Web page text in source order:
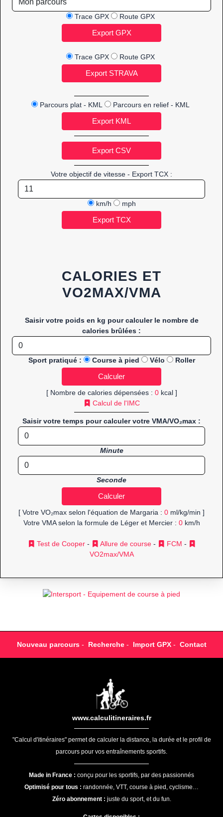
Trace GPX Route GPX
Trace GPX Route GPX
Parcours plat - KML Parcours en relief - KML
Votre objectif de vitesse - Export TCX :
km/h mph
CALORIES ET
VO2MAX/VMA
Saisir votre poids en kg pour calculer le nombre de
calories brûlées :
Sport pratiqué : Course à pied Vélo Roller
[ Nombre de calories dépensées : 0kcal ]
Calcul de l'IMC
Saisir votre temps pour calculer votre VMA/VO₂max :
Minute
Seconde
[ Votre VO₂max selon l'équation de Margaria : 0 ml/kg/min ]
Votre VMA selon la formule de Léger et Mercier : 0km/h
Test de Cooper- Allure de course- FCM -
VO2max/VMA
Nouveau parcours- Recherche- Import GPX- Contact
www.calculitineraires.fr
"Calcul d'itinéraires" permet de calculer la distance, la durée et le profil de
parcours pour vos entraînements sportifs.
Made in France : conçu pour les sportifs, par des passionnés
Optimisé pour tous : randonnée, VTT, course à pied, cyclisme…
Zéro abonnement : juste du sport, et du fun.